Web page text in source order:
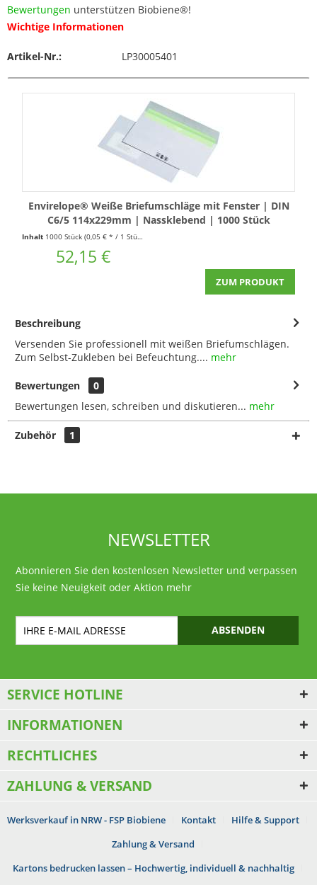
Bewertungen unterstützen Biobiene®!
Wichtige Informationen
Artikel-Nr.: LP30005401
Envirelope® Weiße Briefumschläge mit Fenster | DIN
C6/5 114x229mm | Nassklebend | 1000 Stück
Inhalt 1000 Stück (0,05 € * / 1 Stück)
52,15 €
ZUM PRODUKT
Beschreibung
Versenden Sie professionell mit weißen Briefumschlägen.
Zum Selbst-Zukleben bei Befeuchtung.... mehr
Bewertungen
0
Bewertungen lesen, schreiben und diskutieren... mehr
Zubehör 1
NEWSLETTER
Abonnieren Sie den kostenlosen Newsletter und verpassen
Sie keine Neuigkeit oder Aktion mehr
ABSENDEN
SERVICE HOTLINE
INFORMATIONEN
RECHTLICHES
ZAHLUNG & VERSAND
Werksverkauf in NRW - FSP Biobiene Kontakt
Hilfe & Support
Zahlung & Versand
Kartons bedrucken lassen – Hochwertig, individuell & nachhaltig